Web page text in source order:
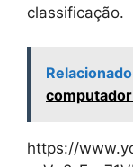
classificação.
https://